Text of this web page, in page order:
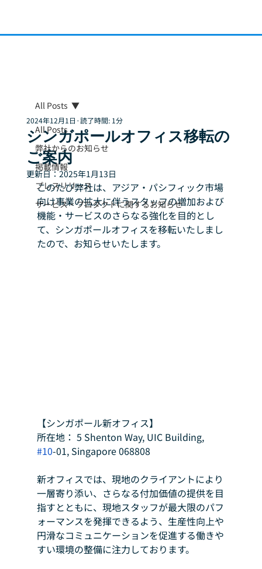
All Posts
弊社からのお知らせ
掲載情報
プレスリリース
サービス・プロダクトに関するお知らせ
All Posts
シンガポールオフィス移転の
ご案内
2024年12月1日 読了時間: 1分
更新日：2025年1月13日
このたび弊社は、アジア・パシフィック市場
向け事業の拡大に伴うスタッフの増加および
機能・サービスのさらなる強化を目的とし
て、シンガポールオフィスを移転いたしまし
たので、お知らせいたします。
【シンガポール新オフィス】
所在地： 5 Shenton Way, UIC Building,
#10-01, Singapore 068808
新オフィスでは、現地のクライアントにより
一層寄り添い、さらなる付加価値の提供を目
指すとともに、現地スタッフが最大限のパフ
ォーマンスを発揮できるよう、生産性向上や
円滑なコミュニケーションを促進する働きや
すい環境の整備に注力しております。